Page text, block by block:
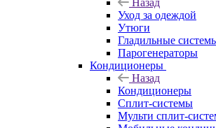
Назад
Уход за одеждой
Утюги
Гладильные
Парогенераторы
Кондиционеры
Назад
Кондиционеры
Сплит-системы
Мульти сплит-